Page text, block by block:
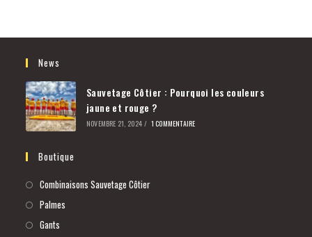
News
Sauvetage Côtier : Pourquoi les couleurs
jaune et rouge ?
NOVEMBRE 21, 2024 / 1 COMMENTAIRE
Boutique
Combinaisons Sauvetage Côtier
Palmes
Gants